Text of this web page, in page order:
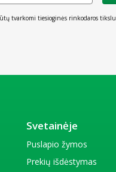
tvarkomi tiesioginės rinkodaros tikslu.
Svetainėje
Puslapio žymos
Prekių išdėstymas